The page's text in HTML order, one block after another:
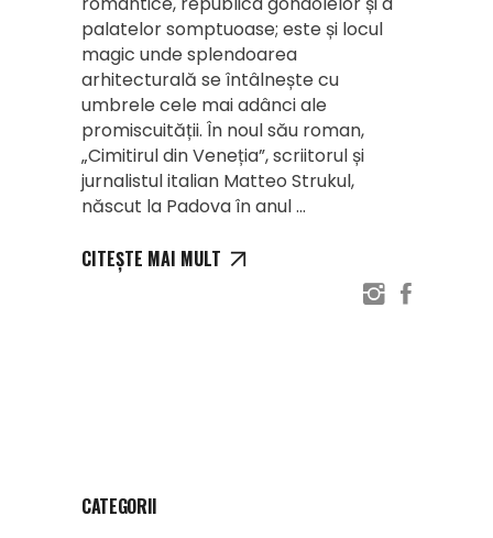
palatelor somptuoase; este și locul
magic unde splendoarea
arhitecturală se întâlnește cu
umbrele cele mai adânci ale
promiscuității. În noul său roman,
„Cimitirul din Veneția”, scriitorul și
jurnalistul italian Matteo Strukul,
născut la Padova în anul
CITEȘTE MAI MULT
CATEGORII